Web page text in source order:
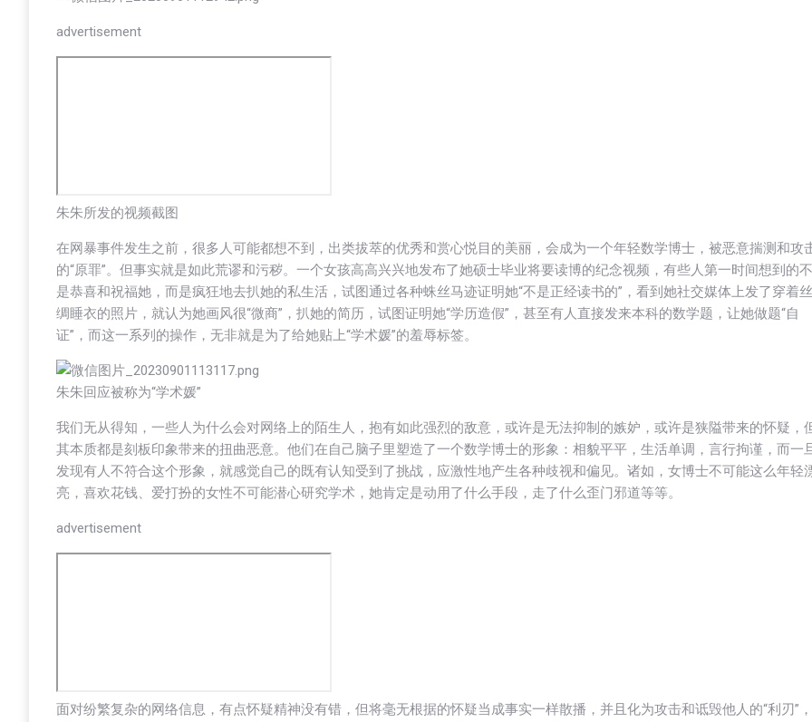
advertisement
朱朱所发的视频截图
在网暴事件发生之前，很多人可能都想不到，出类拔萃的优秀和赏心悦目的美丽，会成为一个年轻数学博士，被恶意揣测和攻
的“原罪”。但事实就是如此荒谬和污秽。一个女孩高高兴兴地发布了她硕士毕业将要读博的纪念视频，有些人第一时间想到的不
是恭喜和祝福她，而是疯狂地去扒她的私生活，试图通过各种蛛丝马迹证明她“不是正经读书的”，看到她社交媒体上发了穿着丝
绸睡衣的照片，就认为她画风很“微商”，扒她的简历，试图证明她“学历造假”，甚至有人直接发来本科的数学题，让她做题“自
证”，而这一系列的操作，无非就是为了给她贴上“学术媛”的羞辱标签。
朱朱回应被称为“学术媛”
我们无从得知，一些人为什么会对网络上的陌生人，抱有如此强烈的敌意，或许是无法抑制的嫉妒，或许是狭隘带来的怀疑，
其本质都是刻板印象带来的扭曲恶意。他们在自己脑子里塑造了一个数学博士的形象：相貌平平，生活单调，言行拘谨，而一
发现有人不符合这个形象，就感觉自己的既有认知受到了挑战，应激性地产生各种歧视和偏见。诸如，女博士不可能这么年轻
亮，喜欢花钱、爱打扮的女性不可能潜心研究学术，她肯定是动用了什么手段，走了什么歪门邪道等等。
advertisement
面对纷繁复杂的网络信息，有点怀疑精神没有错，但将毫无根据的怀疑当成事实一样散播，并且化为攻击和诋毁他人的“利刃”，